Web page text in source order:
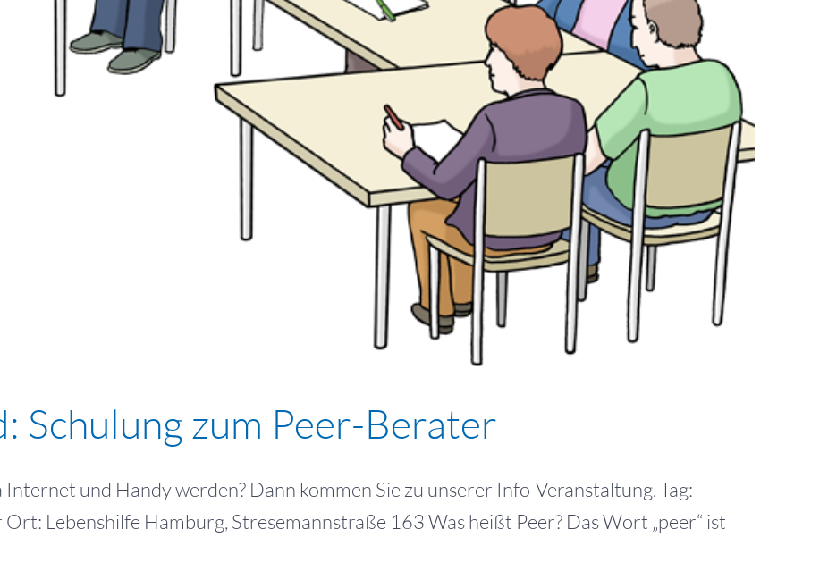
Schulung zum Peer-Berater
und Handy werden? Dann kommen Sie zu unserer Info-Veranstaltung. Tag:
Lebenshilfe Hamburg, Stresemannstraße 163 Was heißt Peer? Das Wort „peer“ ist